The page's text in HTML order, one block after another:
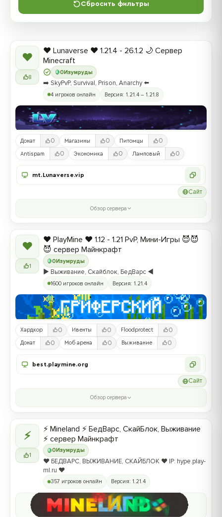
Сбросить фильтры
❤
8
0Изумруды
❤️ Lunaverse ❤️ 1.21.4 - 26.1.2 🌙 Сервер
Minecraft
➡️ SkyPvP, Survival, Prison, Anarchy ⬅️
4 игроков онлайн Версия: 1.21.4 – 1.21.8
Донат 0 Магазины 0 Питомцы 0
Antispam 0 Экономика 0 Ламповый 0
mt.Lunaverse.vip
Сайт
Обзор сервера
❤
1
0Изумруды
❤️ PlayMine ❤️ 1.12 - 1.21 PvP, Мини-Игры 😈😈
😈 сервер Майнкрафт
▶️ Выживание, Скайблок, БедВарс ◀️
1600 игроков онлайн Версия: 1.21.4
Хардкор 0 Ивенты 0 Floodprotect 0
Донат 0 Моб арена 0 Выживание 0
best.playmine.org
Сайт
Обзор сервера
⚡
1
0 Изумруды
⚡ Mineland ⚡ БедВарс, СкайБлок, Выживание
⚡ сервер Майнкрафт
❤️ БЕДВАРС, ВЫЖИВАНИЕ, СКАЙБЛОК ❤️ IP: hype.play-
ml.ru ❤️
357 игроков онлайн Версия: 1.21.4